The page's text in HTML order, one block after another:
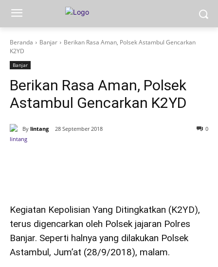
Beranda Banjar
Berikan Rasa Aman, Polsek Astambul Gencarkan
K2YD
Banjar
Berikan Rasa Aman, Polsek
Astambul Gencarkan K2YD
By lintang 28 September 2018 0
Kegiatan Kepolisian Yang Ditingkatkan (K2YD),
terus digencarkan oleh Polsek jajaran Polres
Banjar. Seperti halnya yang dilakukan Polsek
Astambul, Jum’at (28/9/2018), malam.